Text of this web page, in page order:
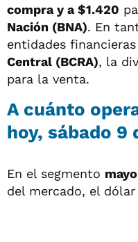
compra y a$1.420
Nación (BNA). En
entidades
Central (BCRA), la
para la venta.
A cuánto
hoy, sábado 9
En el segmento
del mercado, el